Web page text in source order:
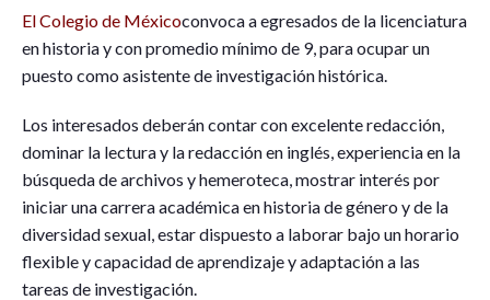
El Colegio de Méxicoconvoca a egresados de la licenciatura
en historia y con promedio mínimo de 9, para ocupar un
puesto como asistente de investigación histórica.
Los interesados deberán contar con excelente redacción,
dominar la lectura y la redacción en inglés, experiencia en la
búsqueda de archivos y hemeroteca, mostrar interés por
iniciar una carrera académica en historia de género y de la
diversidad sexual, estar dispuesto a laborar bajo un horario
flexible y capacidad de aprendizaje y adaptación a las
tareas de investigación.